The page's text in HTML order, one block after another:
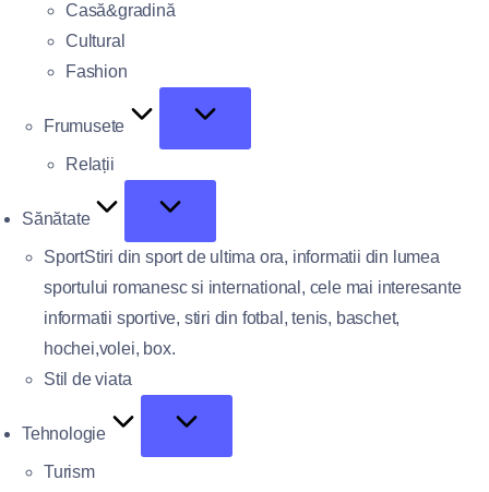
Casă&gradină
Cultural
Fashion
Frumusete
Relații
Sănătate
SportStiri din sport de ultima ora, informatii din lumea
sportului romanesc si international, cele mai interesante
informatii sportive, stiri din fotbal, tenis, baschet,
hochei,volei, box.
Stil de viata
Tehnologie
Turism